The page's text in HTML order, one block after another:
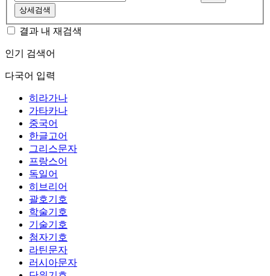
상세검색
결과 내 재검색
인기 검색어
다국어 입력
히라가나
가타카나
중국어
한글고어
그리스문자
프랑스어
독일어
히브리어
괄호기호
학술기호
기술기호
첨자기호
라틴문자
러시아문자